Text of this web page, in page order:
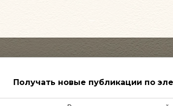
Получать новые публикации по